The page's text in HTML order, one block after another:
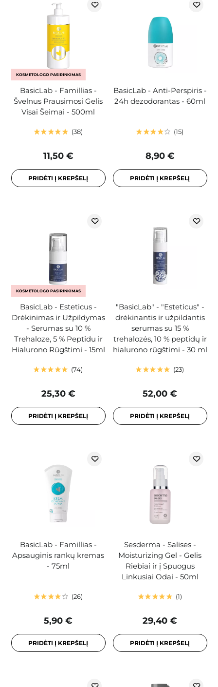
KOSMETOLOGO PASIRINKIMAS
BasicLab - Famillias -
Švelnus Prausimosi Gelis
Visai Šeimai - 500ml
38
11,50 €
PRIDĖTI Į KREPŠELĮ
BasicLab - Anti-Perspiris -
24h dezodorantas - 60ml
15
8,90 €
PRIDĖTI Į KREPŠELĮ
KOSMETOLOGO PASIRINKIMAS
BasicLab - Esteticus -
Drėkinimas ir Užpildymas
- Serumas su 10 %
Trehaloze, 5 % Peptidu ir
Hialurono Rūgštimi - 15ml
74
25,30 €
PRIDĖTI Į KREPŠELĮ
"BasicLab" - "Esteticus" -
drėkinantis ir užpildantis
serumas su 15 %
trehalozės, 10 % peptidų ir
hialurono rūgštimi - 30 ml
23
52,00 €
PRIDĖTI Į KREPŠELĮ
BasicLab - Famillias -
Apsauginis rankų kremas
- 75ml
26
5,90 €
PRIDĖTI Į KREPŠELĮ
Sesderma - Salises -
Moisturizing Gel - Gelis
Riebiai ir į Spuogus
Linkusiai Odai - 50ml
1
29,40 €
PRIDĖTI Į KREPŠELĮ